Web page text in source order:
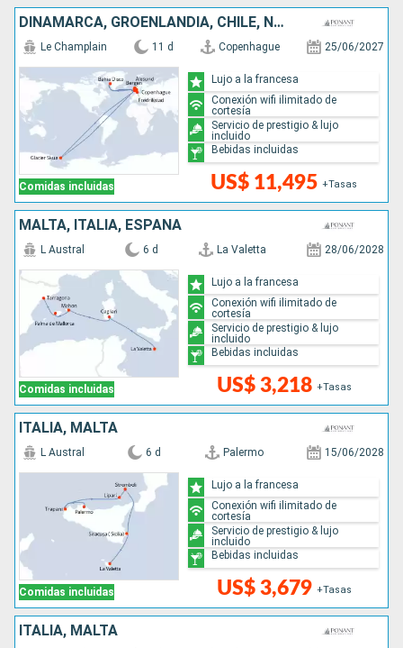
DINAMARCA, GROENLANDIA, CHILE, NORUEGA
Comidas incluidas
Le Champlain 11 d Copenhague 25/06/2027
US$ 11,495 +Tasas
Lujo a la francesa
Conexión wifi ilimitado de
cortesía
Servicio de prestigio & lujo
incluido
Bebidas incluidas
MALTA, ITALIA, ESPAÑA
Comidas incluidas
L Austral 6 d La Valetta 28/06/2028
US$ 3,218 +Tasas
Lujo a la francesa
Conexión wifi ilimitado de
cortesía
Servicio de prestigio & lujo
incluido
Bebidas incluidas
ITALIA, MALTA
Comidas incluidas
L Austral 6 d Palermo 15/06/2028
US$ 3,679 +Tasas
Lujo a la francesa
Conexión wifi ilimitado de
cortesía
Servicio de prestigio & lujo
incluido
Bebidas incluidas
ITALIA, MALTA